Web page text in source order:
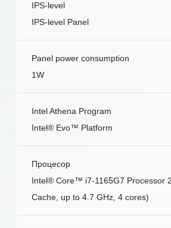
IPS-level
IPS-level Panel
Panel power consumption
1W
Intel Athena Program
Intel® Evo™ Platform
Процесор
Intel® Core™ i7-1165G7 Processor
Cache, up to 4.7 GHz, 4 cores)